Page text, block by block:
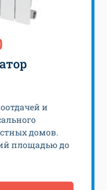
и
домов.
площадью до